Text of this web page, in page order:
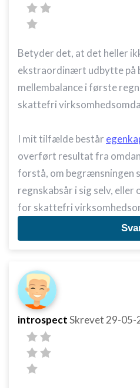
Betyder det, at det heller
ekstraordinært udbytte på
mellembalance i første
skattefri
I mit tilfælde består
overført resultat fra
forstå, om begrænsningen
regnskabsår i sig selv,
for skattefri
introspectSkrevet 29-05-